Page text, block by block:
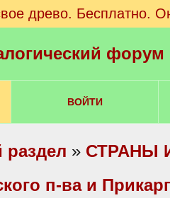
древо. Бесплатно.
ВОЙТИ
раздел » СТРАНЫ
п-ва и